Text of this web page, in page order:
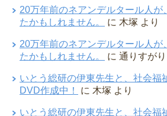
20万年前のネアンデルタール人が
たかもしれません。
に 木塚 より
20万年前のネアンデルタール人が
たかもしれません。
に 通りすがり
いとう総研の伊東先生と、社会福
DVD作成中！
に 木塚 より
いとう総研の伊東先生と、社会福